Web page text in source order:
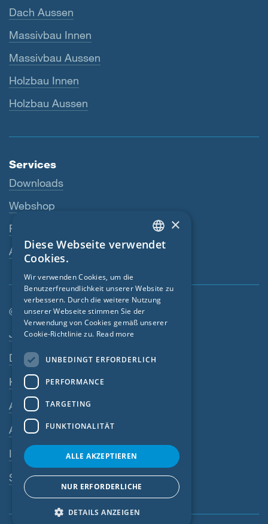
Dach Aussen
Massivbau Innen
Massivbau Aussen
Holzbau Innen
Holzbau Aussen
Services
Downloads
Webshop
Fachhändler
Ansprechperson
© SIGA 2026
Footer-Navigation
Jobs
Datenschutz
Kontakt
AGB
AEB
Impressum
SIGA-Meldesystem
ENGLISH
FRENCH
CZECH
NORWEGIAN
×
Diese Webseite verwendet
Cookies.
Wir verwenden Cookies, um die
Benutzerfreundlichkeit unserer Website zu
verbessern. Durch die weitere Nutzung
unserer Webseite stimmen Sie der
Verwendung von Cookies gemäß unserer
Cookie-Richtlinie zu. Read more
UNBEDINGT ERFORDERLICH
PERFORMANCE
TARGETING
FUNKTIONALITÄT
ALLE AKZEPTIEREN
NUR ERFORDERLICHE
DETAILS ANZEIGEN